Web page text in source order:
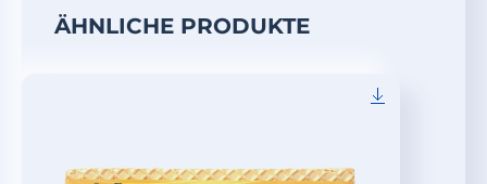
ÄHNLICHE PRODUKTE